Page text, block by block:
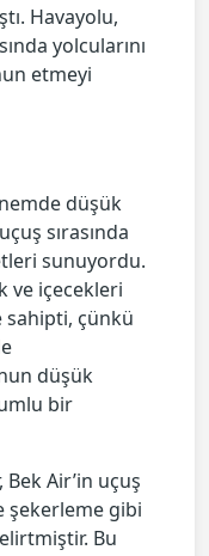
Havayolu,
yolcularını
etmeyi
düşük
sırasında
sunuyordu.
ve içecekleri
sahipti, çünkü
düşük
bir
Air’in uçuş
şekerleme gibi
Bu